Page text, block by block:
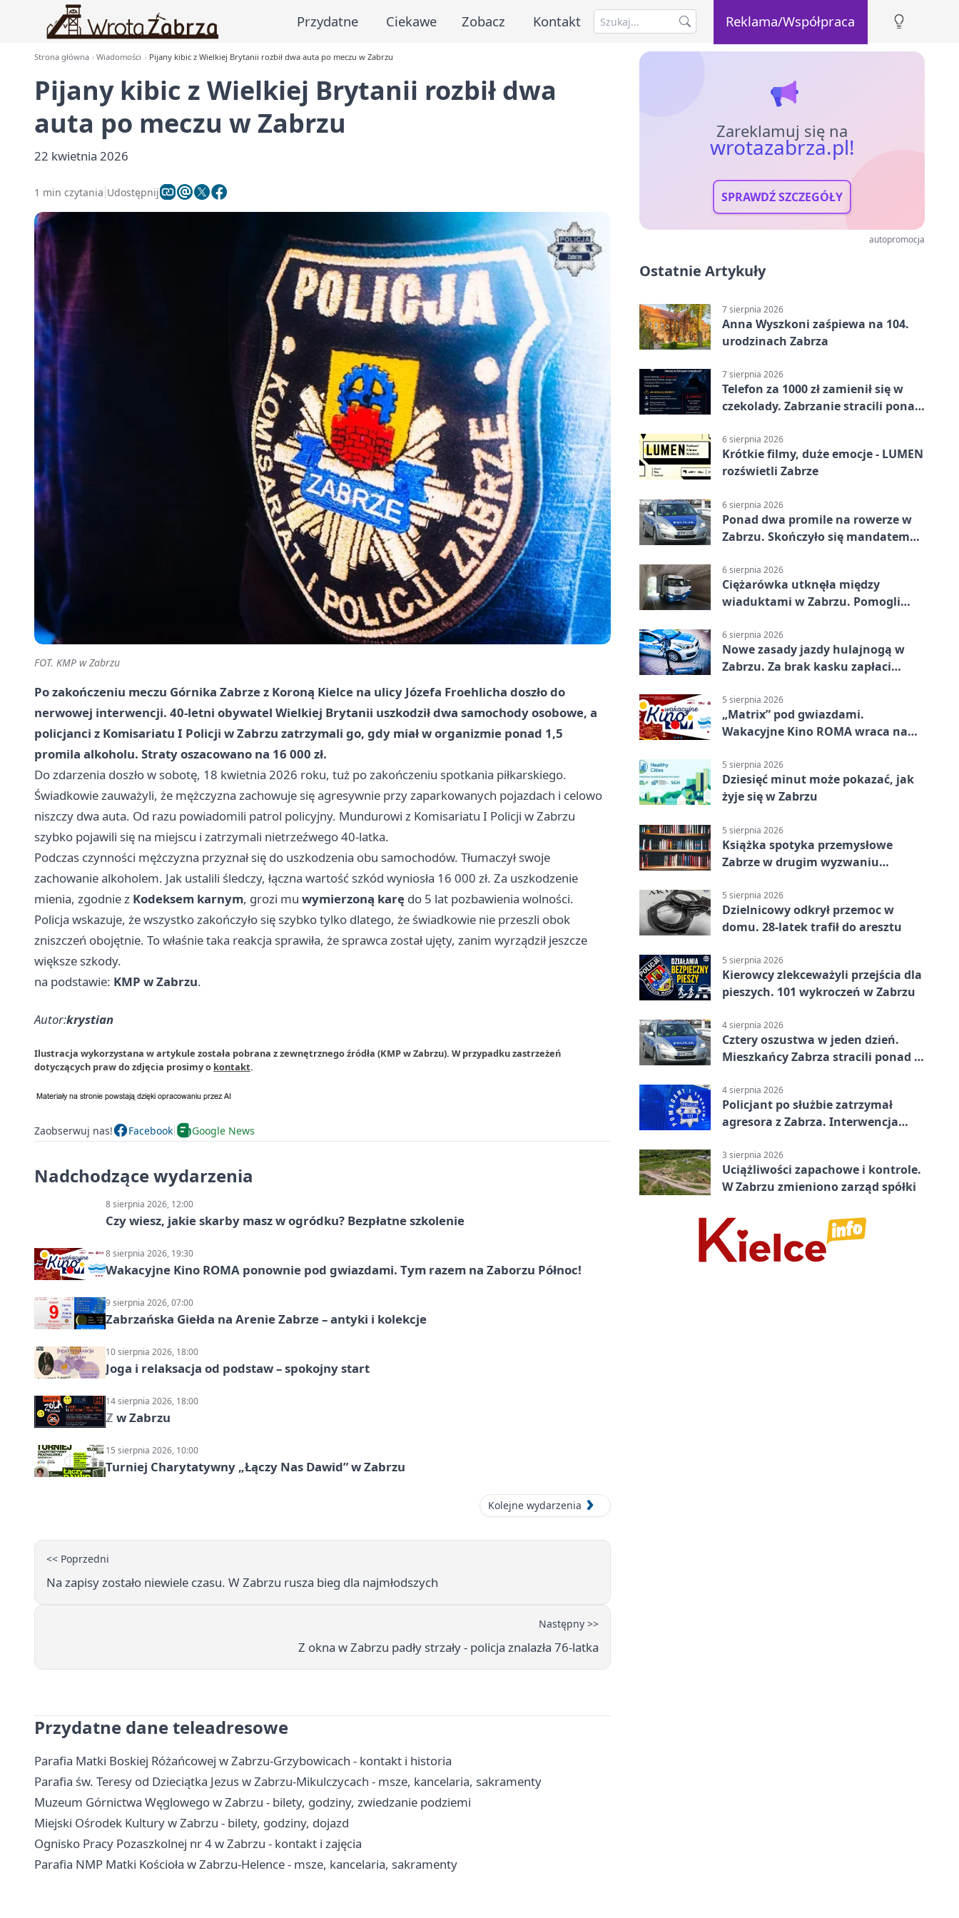
Przydatne Ciekawe Zobacz Kontakt Reklama/Współpraca
Strona główna Wiadomości Pijany kibic z Wielkiej Brytanii rozbił dwa auta po meczu w Zabrzu
Pijany kibic z Wielkiej Brytanii rozbił dwa
auta po meczu w Zabrzu
22 kwietnia 2026
1 min czytania Udostępnij
FOT. KMP w Zabrzu
Po zakończeniu meczu Górnika Zabrze z Koroną Kielce na ulicy Józefa Froehlicha doszło do
nerwowej interwencji. 40-letni obywatel Wielkiej Brytanii uszkodził dwa samochody osobowe, a
policjanci z Komisariatu I Policji w Zabrzu zatrzymali go, gdy miał w organizmie ponad 1,5
promila alkoholu. Straty oszacowano na 16 000 zł.
Do zdarzenia doszło w sobotę, 18 kwietnia 2026 roku, tuż po zakończeniu spotkania piłkarskiego.
Świadkowie zauważyli, że mężczyzna zachowuje się agresywnie przy zaparkowanych pojazdach i celowo
niszczy dwa auta. Od razu powiadomili patrol policyjny. Mundurowi z Komisariatu I Policji w Zabrzu
szybko pojawili się na miejscu i zatrzymali nietrzeźwego 40-latka.
Podczas czynności mężczyzna przyznał się do uszkodzenia obu samochodów. Tłumaczył swoje
zachowanie alkoholem. Jak ustalili śledczy, łączna wartość szkód wyniosła 16 000 zł. Za uszkodzenie
mienia, zgodnie z Kodeksem karnym, grozi mu wymierzoną karę do 5 lat pozbawienia wolności.
Policja wskazuje, że wszystko zakończyło się szybko tylko dlatego, że świadkowie nie przeszli obok
zniszczeń obojętnie. To właśnie taka reakcja sprawiła, że sprawca został ujęty, zanim wyrządził jeszcze
większe szkody.
na podstawie: KMP w Zabrzu.
Autor:krystian
Ilustracja wykorzystana w artykule została pobrana z zewnętrznego źródła (KMP w Zabrzu). W przypadku zastrzeżeń
dotyczących praw do zdjęcia prosimy o kontakt.
Zaobserwuj nas! Facebook Google News
Nadchodzące wydarzenia
8 sierpnia 2026, 12:00
Czy wiesz, jakie skarby masz w ogródku? Bezpłatne szkolenie
8 sierpnia 2026, 19:30
Wakacyjne Kino ROMA ponownie pod gwiazdami. Tym razem na Zaborzu Północ!
9 sierpnia 2026, 07:00
Zabrzańska Giełda na Arenie Zabrze – antyki i kolekcje
10 sierpnia 2026, 18:00
Joga i relaksacja od podstaw – spokojny start
14 sierpnia 2026, 18:00
ℤ w Zabrzu
15 sierpnia 2026, 10:00
Turniej Charytatywny „Łączy Nas Dawid” w Zabrzu
Kolejne wydarzenia
<< Poprzedni
Na zapisy zostało niewiele czasu. W Zabrzu rusza bieg dla najmłodszych
Następny >>
Z okna w Zabrzu padły strzały - policja znalazła 76-latka
Przydatne dane teleadresowe
Parafia Matki Boskiej Różańcowej w Zabrzu-Grzybowicach - kontakt i historia
Parafia św. Teresy od Dzieciątka Jezus w Zabrzu-Mikulczycach - msze, kancelaria, sakramenty
Muzeum Górnictwa Węglowego w Zabrzu - bilety, godziny, zwiedzanie podziemi
Miejski Ośrodek Kultury w Zabrzu - bilety, godziny, dojazd
Ognisko Pracy Pozaszkolnej nr 4 w Zabrzu - kontakt i zajęcia
Parafia NMP Matki Kościoła w Zabrzu-Helence - msze, kancelaria, sakramenty
Zareklamuj się na
wrotazabrza.pl!
SPRAWDŹ SZCZEGÓŁY
autopromocja
Ostatnie Artykuły
7 sierpnia 2026
Anna Wyszkoni zaśpiewa na 104.
urodzinach Zabrza
7 sierpnia 2026
Telefon za 1000 zł zamienił się w
czekolady. Zabrzanie stracili ponad
6 sierpnia 2026
Krótkie filmy, duże emocje - LUMEN
rozświetli Zabrze
6 sierpnia 2026
Ponad dwa promile na rowerze w
Zabrzu. Skończyło się mandatem
6 sierpnia 2026
Ciężarówka utknęła między
wiaduktami w Zabrzu. Pomogli
6 sierpnia 2026
Nowe zasady jazdy hulajnogą w
Zabrzu. Za brak kasku zapłaci
5 sierpnia 2026
„Matrix” pod gwiazdami.
Wakacyjne Kino ROMA wraca na
5 sierpnia 2026
Dziesięć minut może pokazać, jak
żyje się w Zabrzu
5 sierpnia 2026
Książka spotyka przemysłowe
Zabrze w drugim wyzwaniu
5 sierpnia 2026
Dzielnicowy odkrył przemoc w
domu. 28-latek trafił do aresztu
5 sierpnia 2026
Kierowcy zlekceważyli przejścia dla
pieszych. 101 wykroczeń w Zabrzu
4 sierpnia 2026
Cztery oszustwa w jeden dzień.
Mieszkańcy Zabrza stracili ponad 6
4 sierpnia 2026
Policjant po służbie zatrzymał
agresora z Zabrza. Interwencja
3 sierpnia 2026
Uciążliwości zapachowe i kontrole.
W Zabrzu zmieniono zarząd spółki